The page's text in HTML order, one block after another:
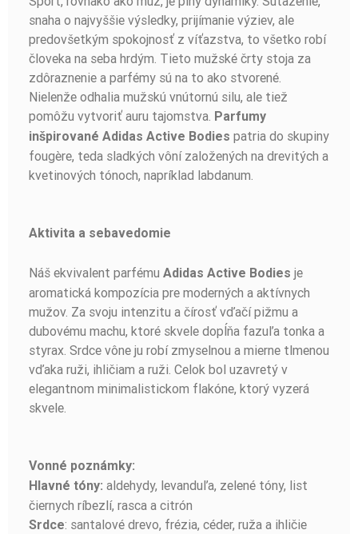
snaha o najvyššie výsledky, prijímanie výziev, ale
predovšetkým spokojnosť z víťazstva, to všetko robí
človeka na seba hrdým. Tieto mužské črty stoja za
zdôraznenie a parfémy sú na to ako stvorené.
Nielenže odhalia mužskú vnútornú silu, ale tiež
pomôžu vytvoriť auru tajomstva. Parfumy
inšpirované Adidas Active Bodies patria do skupiny
fougère, teda sladkých vôní založených na drevitých a
kvetinových tónoch, napríklad labdanum.
Aktivita a sebavedomie
Náš ekvivalent parfému Adidas Active Bodies je
aromatická kompozícia pre moderných a aktívnych
mužov. Za svoju intenzitu a čírosť vďačí pižmu a
dubovému machu, ktoré skvele dopĺňa fazuľa tonka a
styrax. Srdce vône ju robí zmyselnou a mierne tlmenou
vďaka ruži, ihličiam a ruži. Celok bol uzavretý v
elegantnom minimalistickom flakóne, ktorý vyzerá
skvele.
Vonné poznámky:
Hlavné tóny: aldehydy, levanduľa, zelené tóny, list
čiernych ríbezlí, rasca a citrón
Srdce: santalové drevo, frézia, céder, ruža a ihličie